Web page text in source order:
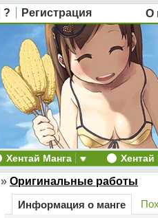
? Регистрация О
Хентай Манга
» Оригинальные работы
Информация о манге